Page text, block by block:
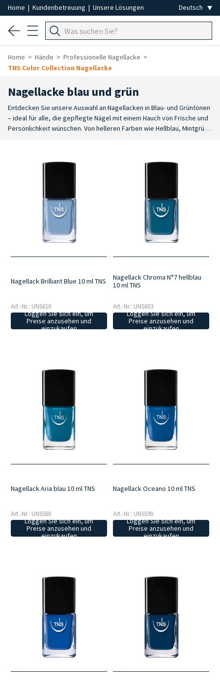
Home | Kundenbetreuung | Unsere Lösungen
Home Hände
Professionelle Nagellacke
TNS Color Collection Nagellacke
Nagellacke blau und grün
Entdecken Sie unsere Auswahl an Nagellacken in Blau- und Grüntönen
– ideal für alle, die gepflegte Nägel mit einem Hauch von Frische und
Persönlichkeit wünschen. Von helleren Farben wie Hellblau, Mintgrün
Maniküre als auch für die Pediküre und sorgen für ein gleichmäßiges,
glänzendes und gepflegtes Ergebnis.
Die zarteren Farbtöne wie
Hellblau und Aquagrün sind ideal für frische und leichte Looks. Die
intensiveren Varianten wie Dunkelblau und Waldgrün verleihen Tiefe
und Charakter.Eine umfassende Palette mit Texturen, die für ein
streifenfreies Auftragen und ein glänzendes, strahlendes oder
Nagellack Brilliant Blue 10 ml TNS
Art.-Nr.: UNS610
Loggen Sie sich ein, um
Preise anzusehen und
einzukaufen
Nagellack Chroma N°7 hellblau
10 ml TNS
Art.-Nr.: UNS603
Loggen Sie sich ein, um
Preise anzusehen und
einzukaufen
Nagellack Aria blau 10 ml TNS
Art.-Nr.: UNS580
Loggen Sie sich ein, um
Preise anzusehen und
einzukaufen
Nagellack Oceano 10 ml TNS
Art.-Nr.: UNS590
Loggen Sie sich ein, um
Preise anzusehen und
einzukaufen